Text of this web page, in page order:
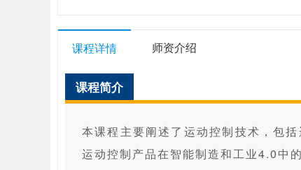
课程详情 师资介绍
课程简介
本课程主要阐述了运动控制技术，包
运动控制产品在智能制造和工业4.0中的